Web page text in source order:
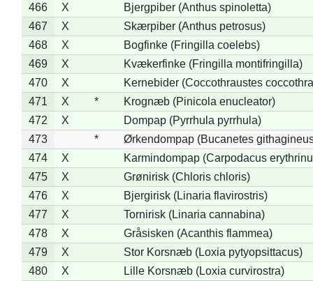
466
X
Bjergpiber (Anthus spinoletta)
467
X
Skærpiber (Anthus petrosus)
468
X
Bogfinke (Fringilla coelebs)
469
X
Kvækerfinke (Fringilla montifringilla)
470
X
Kernebider (Coccothraustes
471
X *
Krognæb (Pinicola enucleator)
472
X
Dompap (Pyrrhula pyrrhula)
473
*
Ørkendompap (Bucanetes
474
X
Karmindompap (Carpodacus
475
X
Grønirisk (Chloris chloris)
476
X
Bjergirisk (Linaria flavirostris)
477
X
Tornirisk (Linaria cannabina)
478
X
Gråsisken (Acanthis flammea)
479
X
Stor Korsnæb (Loxia pytyopsittacus)
480
X
Lille Korsnæb (Loxia curvirostra)